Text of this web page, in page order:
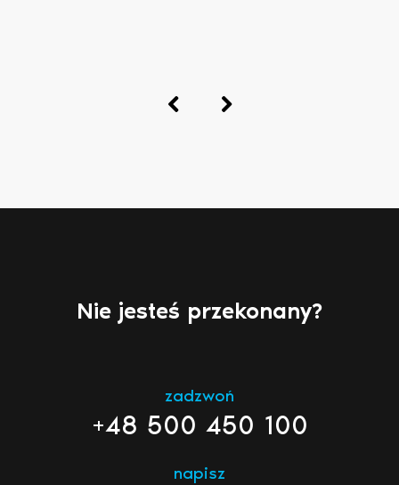
Nie jesteś przekonany?
zadzwoń
+48 500 450 100
napisz